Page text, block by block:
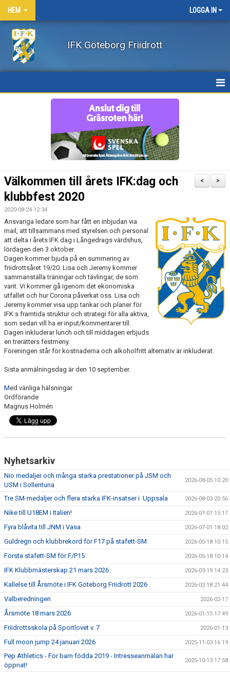
HEM LOGGA IN
IFK Göteborg Friidrott
KLÄDER
FUNKTIONÄR
BILDGALLERI
>
<
Välkommen till årets IFK:dag och
klubbfest 2020
2020-08-24 12:34
Ansvariga ledare som har fått en inbjudan via
mail, att tillsammans med styrelsen och personal
att delta i årets IFK dag i Långedrags värdshus,
lördagen den 3 oktober.
Dagen kommer bjuda på en summering av
friidrottsåret 19/20. Lisa och Jeremy kommer
sammanställa träningar och tävlingar, de som
varit. Vi kommer gå igenom det ekonomiska
utfallet och hur Corona påverkat oss. Lisa och
Jeremy kommer visa upp tankar och planer för
IFK:s framtida struktur och strategi för alla aktiva,
som sedan vill ha er input/kommentarer till.
Dagen inkluderar lunch och till middagen erbjuds
en trerätters festmeny.
Föreningen står för kostnaderna och alkoholfritt alternativ är inkluderat.
Sista anmälningsdag är den 10 september.
Med vänliga hälsningar
Ordförande
Magnus Holmén
Nyhetsarkiv
Nio medaljer och många starka prestationer på JSM och
USM i Sollentuna
2026-08-05 10:20
Tre SM-medaljer och flera starka IFK-insatser i Uppsala 2026-08-03 20:56
Nike till U18EM i Italien! 2026-07-07 15:17
Fyra blåvita till JNM i Vasa 2026-07-01 18:02
Guldregn och klubbrekord för F17 på stafett-SM 2026-05-18 10:15
Första stafett-SM för F/P15 2026-05-18 10:14
IFK Klubbmästerskap 21 mars 2026 2026-03-19 14:23
Kallelse till Årsmöte i IFK Göteborg Friidrott 2026 2026-02-18 21:44
Valberedningen 2026-02-17
Årsmöte 18 mars 2026 2026-01-15 17:49
Friidrottsskola på Sportlovet v. 7 2026-01-13
Full moon jump 24 januari 2026 2025-11-03 16:19
Pep Athletics - För barn födda 2019 - Intresseanmälan har
öppnat!
2025-10-13 17:58